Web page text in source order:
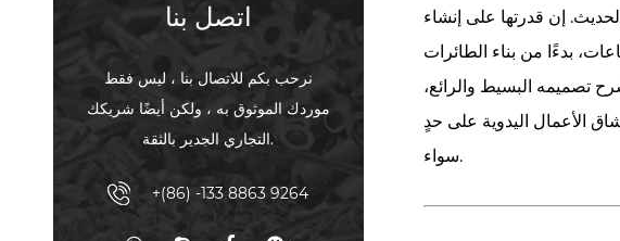
اتصل بنا
نرحب بكم للاتصال بنا ، ليس فقط
موردك الموثوق به ، ولكن أيضًا شريكك
التجاري الجدير بالثقة.
+(86) -133 8863 9264
إن قدرتها على إنشاء
بدءًا من بناء الطائرات
تصميمه البسيط والرائع،
الأعمال اليدوية على حدٍ
سواء.